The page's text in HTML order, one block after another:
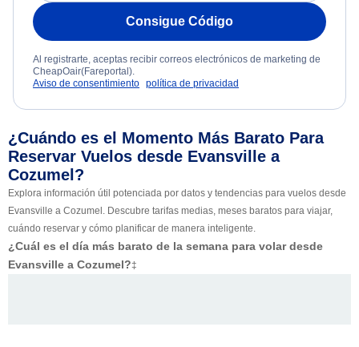
Consigue Código
Al registrarte, aceptas recibir correos electrónicos de marketing de
CheapOair(Fareportal).
Aviso de consentimiento política de privacidad
¿Cuándo es el Momento Más Barato Para
Reservar Vuelos desde Evansville a
Cozumel?
Explora información útil potenciada por datos y tendencias para vuelos desde
Evansville a Cozumel. Descubre tarifas medias, meses baratos para viajar,
cuándo reservar y cómo planificar de manera inteligente.
¿Cuál es el día más barato de la semana para volar desde
Evansville a Cozumel?‡